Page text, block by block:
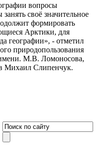
вопросы
своё значительное
формировать
Арктики, для
географии», - отметил
природопользования
М.В. Ломоносова,
Михаил Слипенчук.